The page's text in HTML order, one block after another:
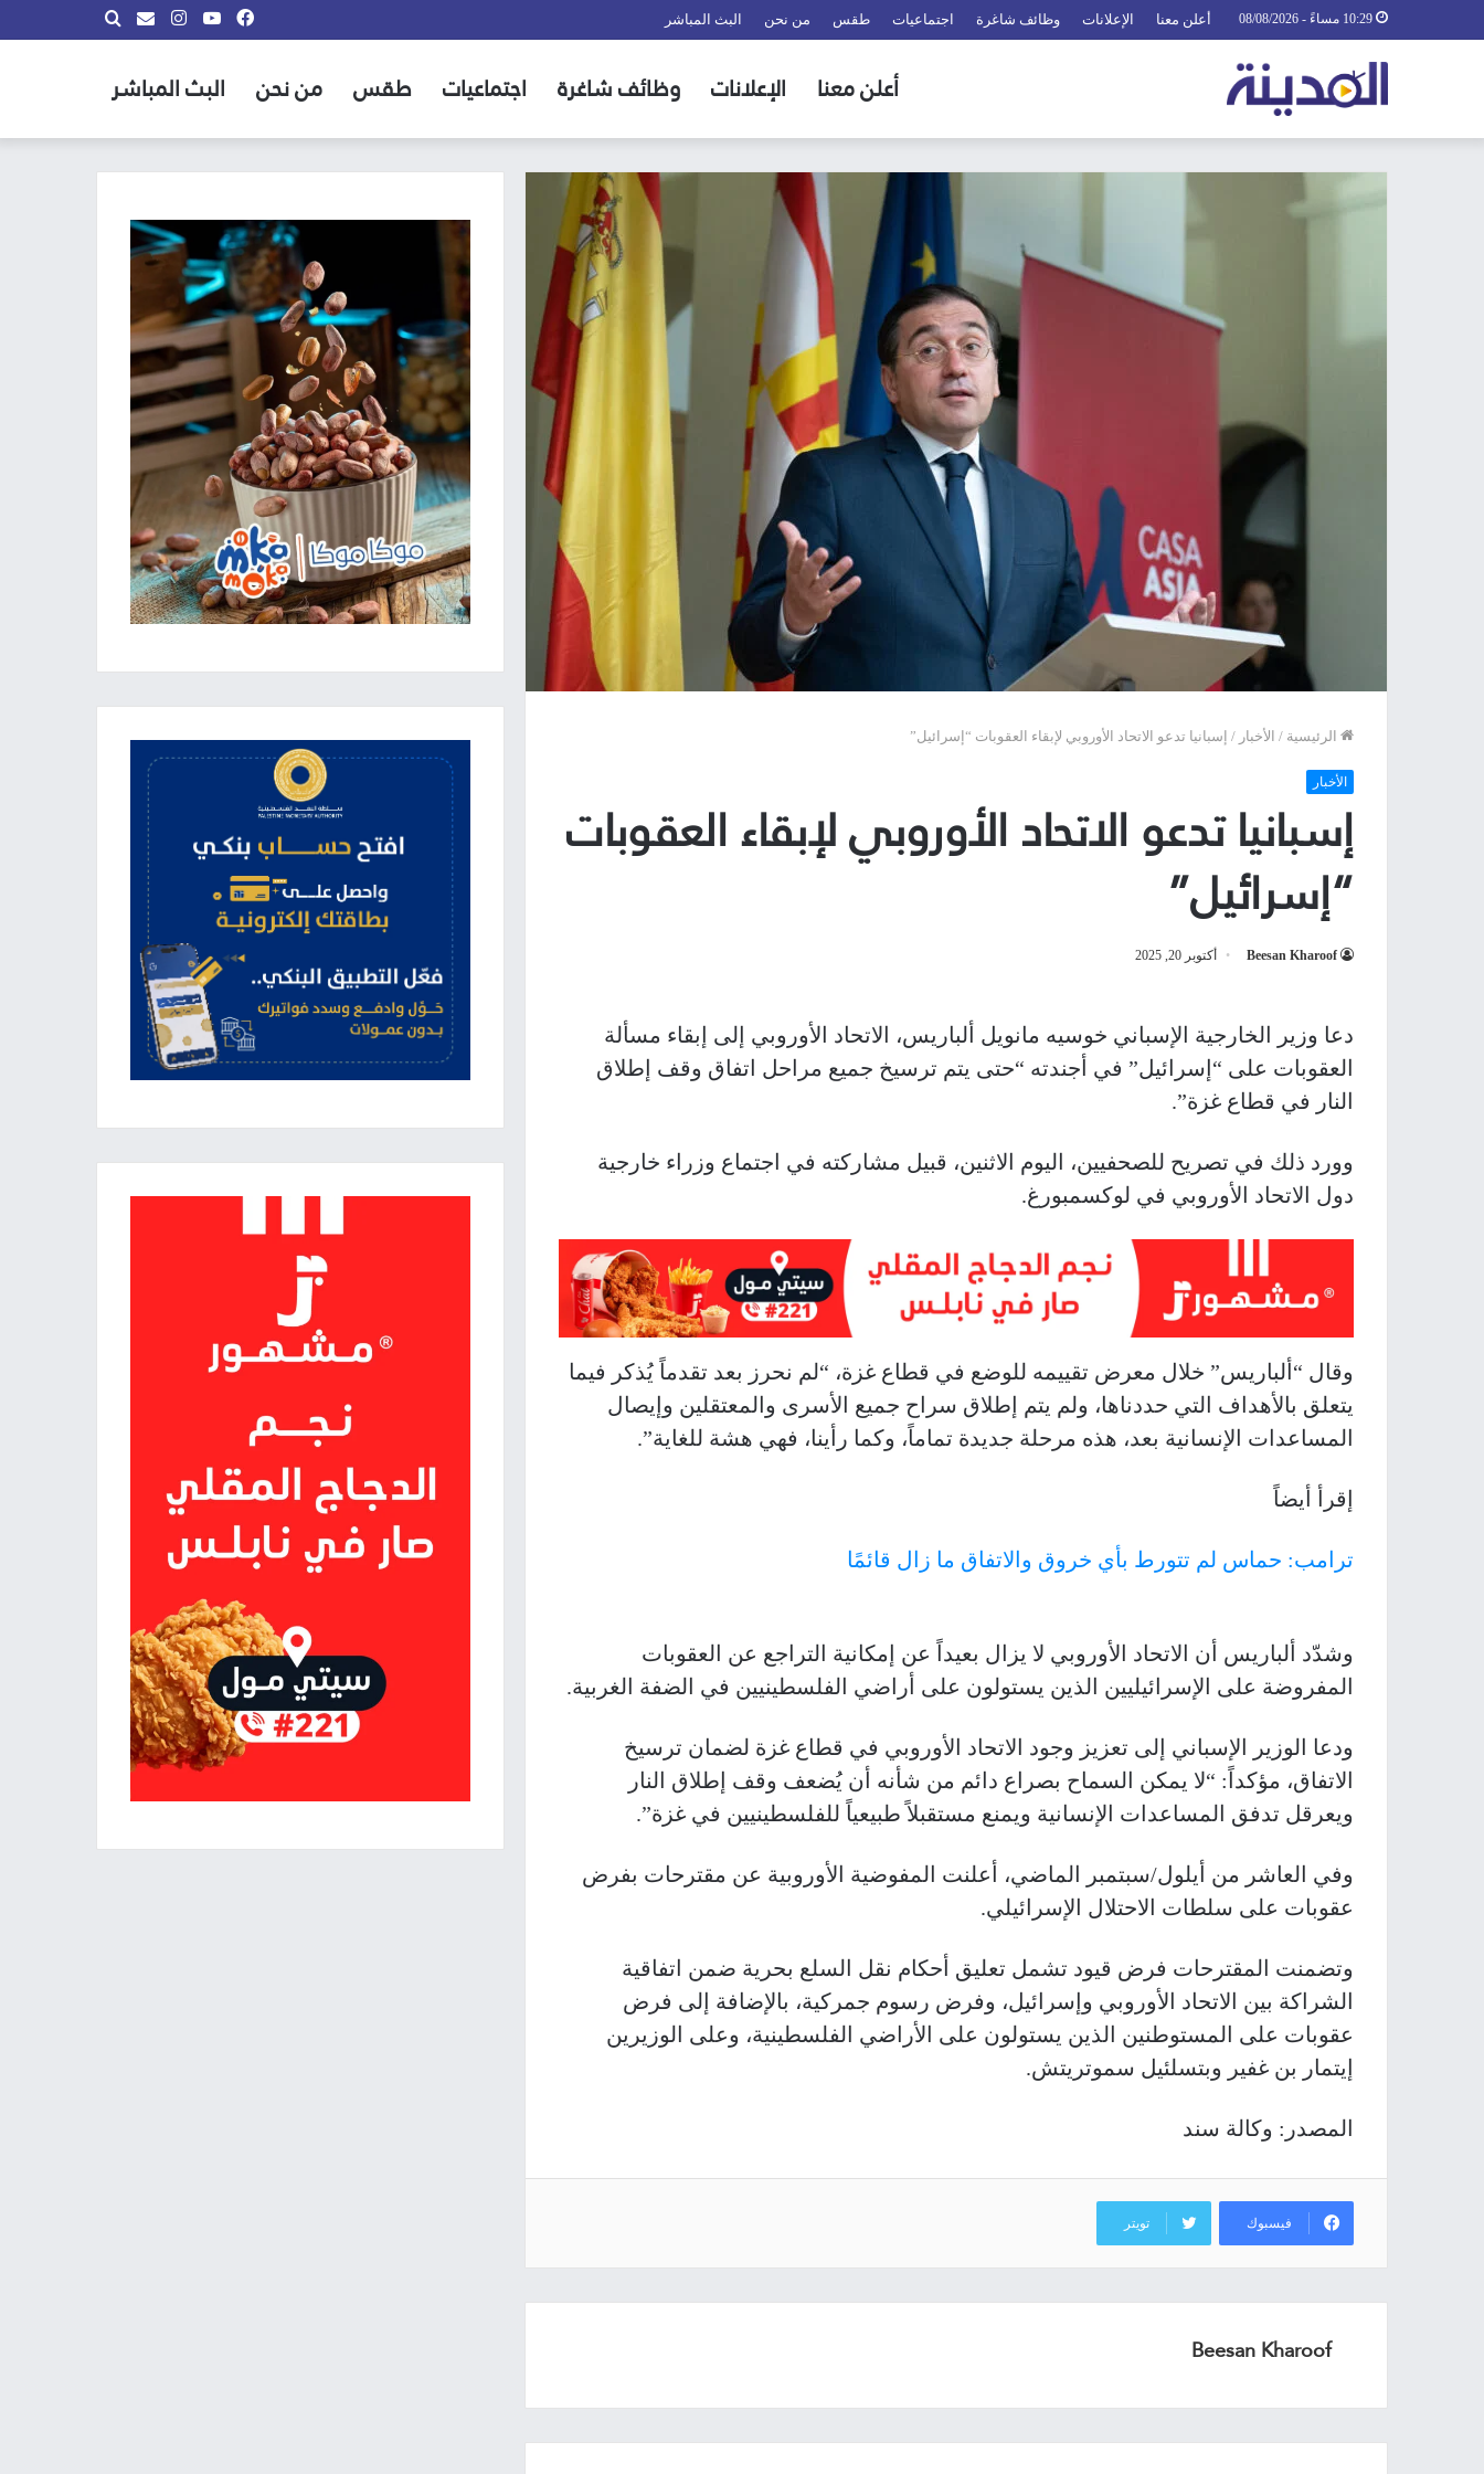
أعلن معنا الإعلانات وظائف شاغرة اجتماعيات طقس من نحن البث المباشر بحث
info@almadina.tvانستقراميوتيوب
فيسبوك
أعلن معنا الإعلانات وظائف شاغرة اجتماعيات طقس من نحن البث المباشر
الرئيسية / الأخبار / إسبانيا تدعو الاتحاد الأوروبي لإبقاء العقوبات “إسرائيل”
الأخبار
إسبانيا تدعو الاتحاد الأوروبي لإبقاء العقوبات
“إسرائيل”
Beesan Kharoof أكتوبر 20, 2025
دعا وزير الخارجية الإسباني خوسيه مانويل ألباريس، الاتحاد الأوروبي إلى إبقاء مسألة
العقوبات على “إسرائيل” في أجندته “حتى يتم ترسيخ جميع مراحل اتفاق وقف إطلاق
النار في قطاع غزة”.
وورد ذلك في تصريح للصحفيين، اليوم الاثنين، قبيل مشاركته في اجتماع وزراء خارجية
دول الاتحاد الأوروبي في لوكسمبورغ.
وقال “ألباريس” خلال معرض تقييمه للوضع في قطاع غزة، “لم نحرز بعد تقدماً يُذكر فيما
يتعلق بالأهداف التي حددناها، ولم يتم إطلاق سراح جميع الأسرى والمعتقلين وإيصال
المساعدات الإنسانية بعد، هذه مرحلة جديدة تماماً، وكما رأينا، فهي هشة للغاية”.
إقرأ أيضاً
ترامب: حماس لم تتورط بأي خروق والاتفاق ما زال قائمًا
وشدّد ألباريس أن الاتحاد الأوروبي لا يزال بعيداً عن إمكانية التراجع عن العقوبات
المفروضة على الإسرائيليين الذين يستولون على أراضي الفلسطينيين في الضفة الغربية.
ودعا الوزير الإسباني إلى تعزيز وجود الاتحاد الأوروبي في قطاع غزة لضمان ترسيخ
الاتفاق، مؤكداً: “لا يمكن السماح بصراع دائم من شأنه أن يُضعف وقف إطلاق النار
ويعرقل تدفق المساعدات الإنسانية ويمنع مستقبلاً طبيعياً للفلسطينيين في غزة”.
وفي العاشر من أيلول/سبتمبر الماضي، أعلنت المفوضية الأوروبية عن مقترحات بفرض
عقوبات على سلطات الاحتلال الإسرائيلي.
وتضمنت المقترحات فرض قيود تشمل تعليق أحكام نقل السلع بحرية ضمن اتفاقية
الشراكة بين الاتحاد الأوروبي وإسرائيل، وفرض رسوم جمركية، بالإضافة إلى فرض
عقوبات على المستوطنين الذين يستولون على الأراضي الفلسطينية، وعلى الوزيرين
إيتمار بن غفير وبتسلئيل سموتريتش.
المصدر: وكالة سند
فيسبوك تويتر
Beesan Kharoof